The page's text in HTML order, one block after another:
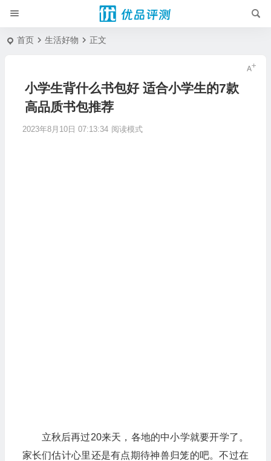
首页 生活好物 正文
小学生背什么书包好 适合小学生的7款
高品质书包推荐
2023年8月10日 07:13:34 阅读模式
立秋后再过20来天，各地的中小学就要开学了。
家长们估计心里还是有点期待神兽归笼的吧。不过在